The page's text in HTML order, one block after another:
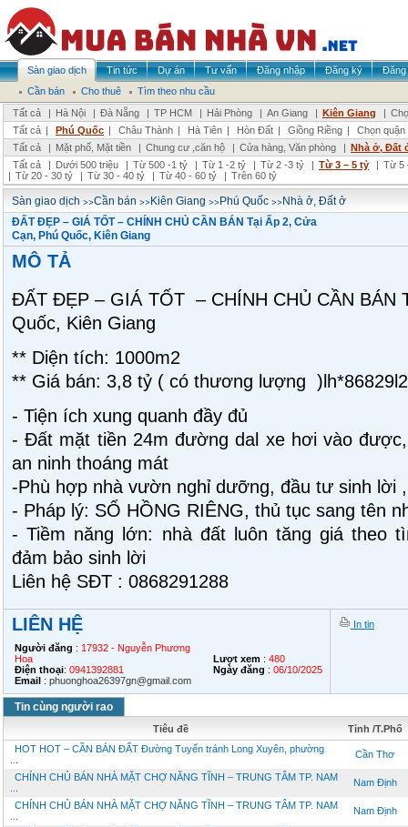
Sàn giao dịch Tin tức Dự án Tư vấn Đăng nhập Đăng ký
Đăng
Cần bán
Cho thuê
Tìm theo nhu cầu
Tất cả
| Hà Nội | Đà Nẵng | TP HCM | Hải Phòng | An Giang | Kiên Giang |
Tất cả | Phú Quốc | Châu Thành | Hà Tiên | Hòn Đất | Giồng Riềng |
Chọn
Tất cả
| Mặt phố, Mặt tiền | Chung cư ,căn hộ | Cửa hàng, Văn phòng | Nhà ở, Đất
Tất cả
| Dưới 500 triệu | Từ 500 -1 tỷ | Từ 1 -2 tỷ | Từ 2 -3 tỷ | Từ 3 – 5 tỷ | Từ 5
| Từ 20 - 30 tỷ | Từ 30 - 40 tỷ | Từ 40 - 60 tỷ | Trên 60 tỷ
Sàn giao dịch >>Cần bán >>Kiên Giang >>Phú Quốc >>Nhà ở, Đất ở
ĐẤT ĐẸP – GIÁ TỐT – CHÍNH CHỦ CẦN BÁN Tại Ấp 2, Cửa
Cạn, Phú Quốc, Kiên Giang
MÔ TẢ
ĐẤT ĐẸP – GIÁ TỐT – CHÍNH CHỦ CẦN BÁN
Quốc, Kiên Giang
** Diện tích: 1000m2
** Giá bán: 3,8 tỷ ( có thương lượng
- Tiện ích xung quanh đầy đủ
- Đất mặt tiền 24m đường dal xe hơi vào
an ninh thoáng mát
-Phù hợp nhà vườn nghỉ dưỡng, đầu tư sinh lời
- Pháp lý: SỔ HỒNG RIÊNG, thủ tục sang tên
- Tiềm năng lớn: nhà đất luôn tăng giá theo
đảm bảo sinh lời
Liên hệ SĐT : 0868291288
LIÊN HỆ
Người đăng : 17932 - Nguyễn Phương
Hoa
Điện thoại: 0941392881
Email : phuonghoa26397gn@gmail.com
Lượt xem : 480
Ngày đăng : 06/10/2025
In tin
Tin cùng người rao
Tiêu đề
Tỉnh /T.Phố
HOT HOT – CẦN BÁN ĐẤT Đường Tuyến tránh Long Xuyên, phường
Cần Thơ
CHÍNH CHỦ BÁN NHÀ MẶT CHỢ NĂNG TĨNH – TRUNG TÂM TP. NAM
Nam Định
CHÍNH CHỦ BÁN NHÀ MẶT CHỢ NĂNG TĨNH – TRUNG TÂM TP. NAM
Nam Định